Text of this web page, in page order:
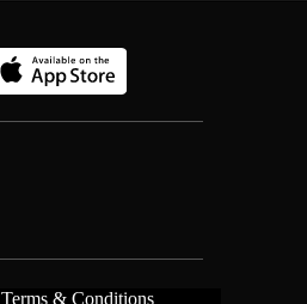
Terms & Conditions